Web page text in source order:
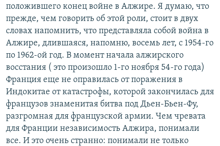
положившего конец войне в Алжире. Я думаю, что
прежде, чем говорить об этой роли, стоит в двух
словах напомнить, что представляла собой война в
Алжире, длившаяся, напомню, восемь лет, с 1954-го
по 1962-ой год. В момент начала алжирского
восстания ( это произошло 1-го ноября 54-го года)
Франция еще не оправилась от поражения в
Индокитае от катастрофы, которой закончилась для
французов знаменитая битва под Дьен-Бьен-Фу,
разгромная для французской армии. Чем чревата
для Франции независимость Алжира, понимали
все. И это очень странно: понимали не только